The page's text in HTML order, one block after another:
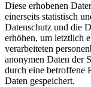
Diese erhobenen
einerseits statistisch
Datenschutz und die
erhöhen, um letztlich
verarbeiteten
anonymen Daten der
durch eine betroffene
Daten gespeichert.